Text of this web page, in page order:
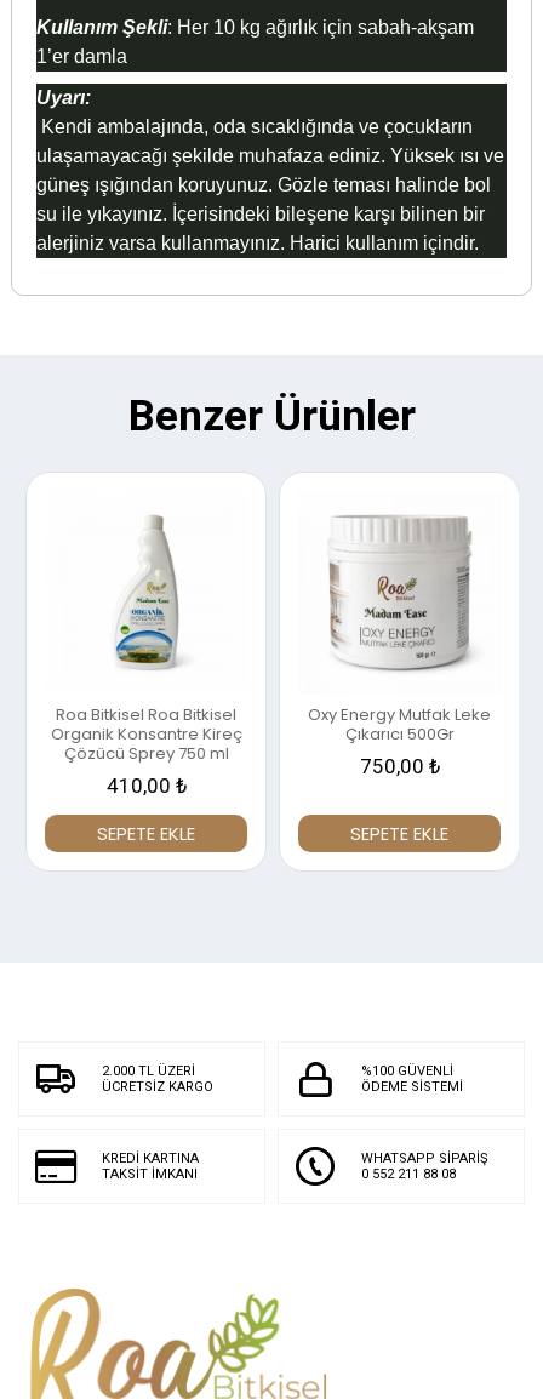
Kullanım Şekli: Her 10 kg ağırlık için sabah-akşam
1’er damla
Uyarı:
Kendi ambalajında, oda sıcaklığında ve çocukların
ulaşamayacağı şekilde muhafaza ediniz. Yüksek ısı ve
güneş ışığından koruyunuz. Gözle teması halinde bol
su ile yıkayınız. İçerisindeki bileşene karşı bilinen bir
alerjiniz varsa kullanmayınız. Harici kullanım içindir.
Benzer Ürünler
Roa Bitkisel Roa Bitkisel
Organik Konsantre Kireç
Çözücü Sprey 750 ml
410,00 ₺
SEPETE EKLE
Oxy Energy Mutfak Leke
Çıkarıcı 500Gr
750,00 ₺
SEPETE EKLE
2.000 TL ÜZERİ
ÜCRETSİZ KARGO
%100 GÜVENLİ
ÖDEME SİSTEMİ
KREDİ KARTINA
TAKSİT İMKANI
WHATSAPP SİPARİŞ
0 552 211 88 08